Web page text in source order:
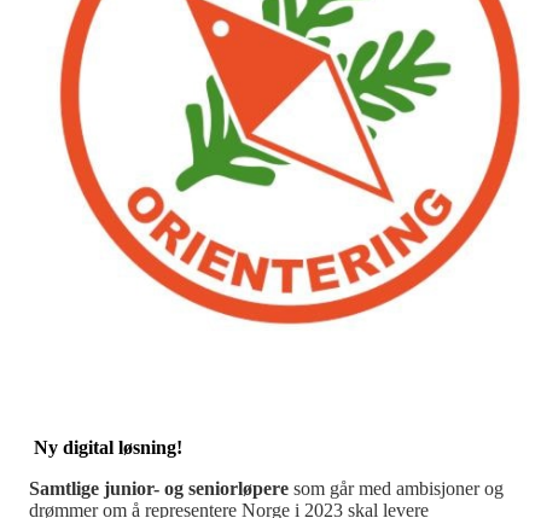
Ny digital løsning!
Samtlige junior- og seniorløpere som går med ambisjoner og
drømmer om å representere Norge i 2023 skal levere